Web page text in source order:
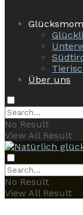
Über uns
No Result
View All Result
No Result
View All Result